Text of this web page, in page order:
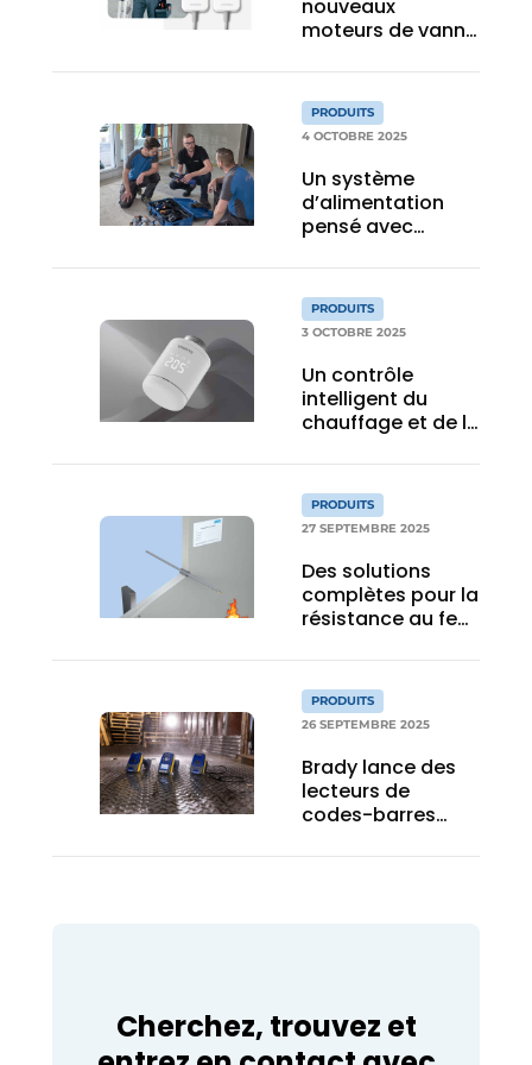
nouveaux
moteurs de vanne
et polyvalents en
Belgique
PRODUITS
4 OCTOBRE 2025
Un système
d’alimentation
pensé avec
PRODUITS
3 OCTOBRE 2025
Un contrôle
intelligent du
chauffage et de la
grâce à un
système de
communication
sans fil innovant
PRODUITS
27 SEPTEMBRE 2025
Des solutions
complètes pour la
résistance au feu
PRODUITS
26 SEPTEMBRE 2025
Brady lance des
lecteurs de
codes-barres
99,995 %
Cherchez, trouvez et